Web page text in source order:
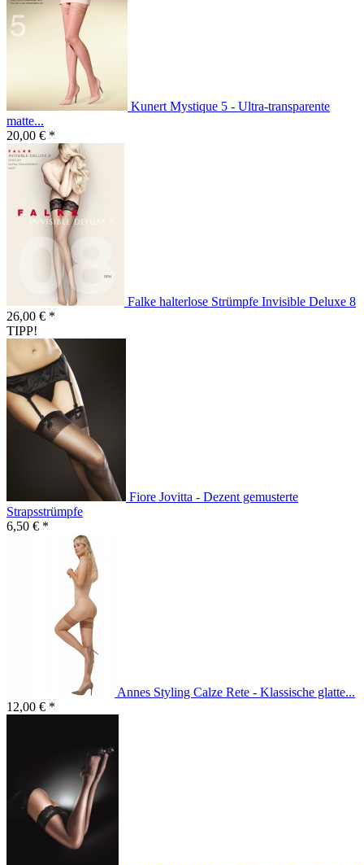
Kunert Mystique 5 - Ultra-transparente
matte...
20,00 € *
Falke halterlose Strümpfe Invisible Deluxe 8
26,00 € *
TIPP!
Fiore Jovitta - Dezent gemusterte
Strapsstrümpfe
6,50 € *
Annes Styling Calze Rete - Klassische glatte...
12,00 € *